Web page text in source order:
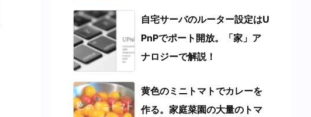
自宅サーバのルーター設定はU
PnPでポート開放。「家」ア
ナロジーで解説！
黄色のミニトマトでカレーを
作る。家庭菜園の大量のトマ